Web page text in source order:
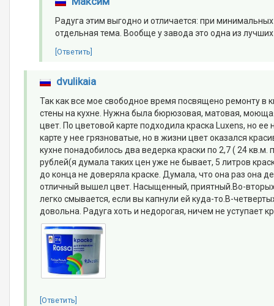
Радуга этим выгодно и отличается: при
отдельная тема. Вообще у завода это одна из
[Ответить]
dvulikaia
Так как все мое свободное время посвящено ремонту в
стены на кухне. Нужна была бюрюзовая, матовая,
цвет. По цветовой карте подходила краска Luxens, но
карте у нее грязноватые, но в жизни цвет оказался
кухне понадобилось два ведерка краски по 2,7 ( 24
рублей(я думала таких цен уже не бывает, 5 литров
до конца не доверяла краске. Думала, что она раз она
отличный вышел цвет. Насыщенный, приятный.Во-
легко смывается, если вы капнули ей куда-то.В-
довольна. Радуга хоть и недорогая, ничем не уступает
[Ответить]